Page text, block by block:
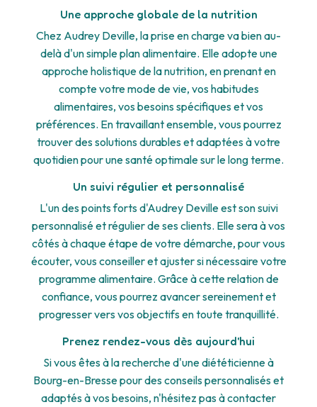
Une approche globale de la nutrition
Chez Audrey Deville, la prise en charge va bien au-
delà d'un simple plan alimentaire. Elle adopte une
approche holistique de la nutrition, en prenant en
compte votre mode de vie, vos habitudes
alimentaires, vos besoins spécifiques et vos
préférences. En travaillant ensemble, vous pourrez
trouver des solutions durables et adaptées à votre
quotidien pour une santé optimale sur le long terme.
Un suivi régulier et personnalisé
L'un des points forts d'Audrey Deville est son suivi
personnalisé et régulier de ses clients. Elle sera à vos
côtés à chaque étape de votre démarche, pour vous
écouter, vous conseiller et ajuster si nécessaire votre
programme alimentaire. Grâce à cette relation de
confiance, vous pourrez avancer sereinement et
progresser vers vos objectifs en toute tranquillité.
Prenez rendez-vous dès aujourd'hui
Si vous êtes à la recherche d'une diététicienne à
Bourg-en-Bresse pour des conseils personnalisés et
adaptés à vos besoins, n'hésitez pas à contacter